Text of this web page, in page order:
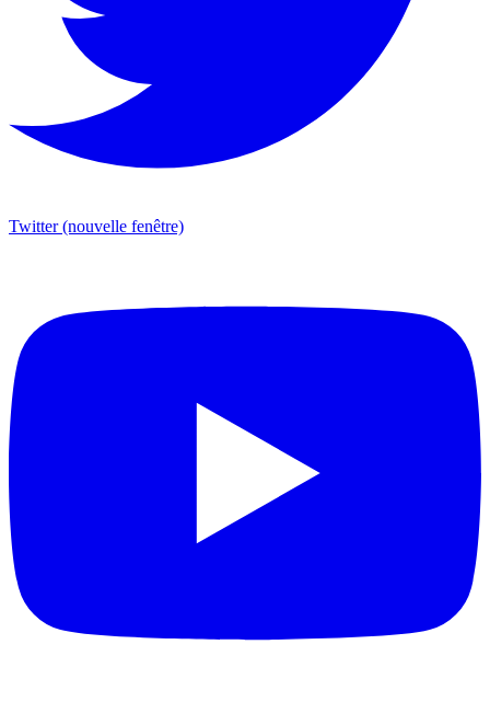
Twitter (nouvelle fenêtre)